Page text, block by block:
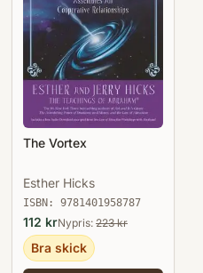
The Vortex
Esther Hicks
ISBN: 9781401958787
112 krNypris: 223kr
Bra skick